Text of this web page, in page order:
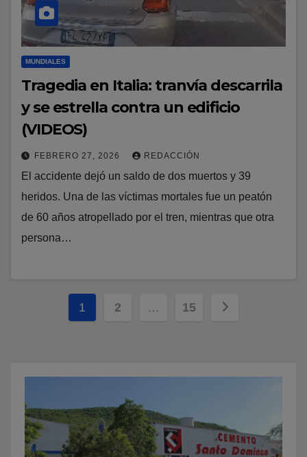
MUNDIALES
Tragedia en Italia: tranvía descarrila
y se estrella contra un edificio
(VIDEOS)
FEBRERO 27, 2026 REDACCIÓN
El accidente dejó un saldo de dos muertos y 39
heridos. Una de las víctimas mortales fue un peatón
de 60 años atropellado por el tren, mientras que otra
persona…
Paginación
1 2 … 15